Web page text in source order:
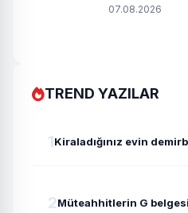
07.08.2026
TREND YAZILAR
1Kiraladığınız evin
2Müteahhitlerin G